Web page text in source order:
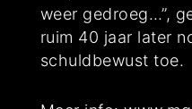
weer gedroeg…”,
ruim 40 jaar later
schuldbewust toe.